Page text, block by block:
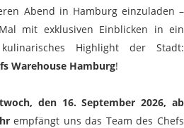
Abend in Hamburg einzuladen –
mit exklusiven Einblicken in ein
Highlight der Stadt:
Warehouse Hamburg!
den 16. September 2026, ab
empfängt uns das Team des Chefs